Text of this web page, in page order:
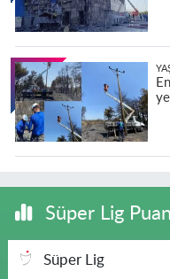
Süper Lig
Süper Lig